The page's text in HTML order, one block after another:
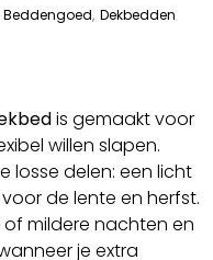
Beddengoed, Dekbedden
is gemaakt voor
willen slapen.
losse delen: een licht
de lente en herfst.
mildere nachten en
je extra